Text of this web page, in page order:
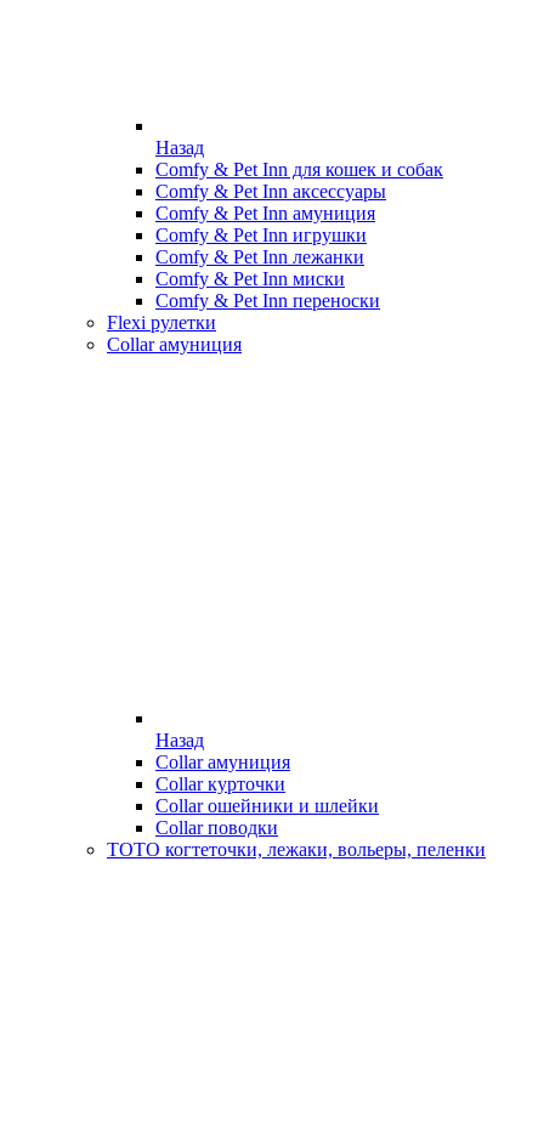
Назад
Comfy & Pet Inn для кошек и собак
Comfy & Pet Inn аксессуары
Comfy & Pet Inn амуниция
Comfy & Pet Inn игрушки
Comfy & Pet Inn лежанки
Comfy & Pet Inn миски
Comfy & Pet Inn переноски
Flexi рулетки
Collar амуниция
Назад
Collar амуниция
Collar курточки
Collar ошейники и шлейки
Collar поводки
ТОТО когтеточки, лежаки, вольеры, пеленки